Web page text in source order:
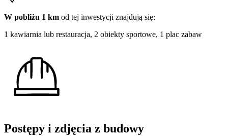
W pobliżu 1 km od tej inwestycji znajdują się:
1 kawiarnia lub restauracja, 2 obiekty sportowe, 1 plac zabaw
Postępy i zdjęcia z budowy